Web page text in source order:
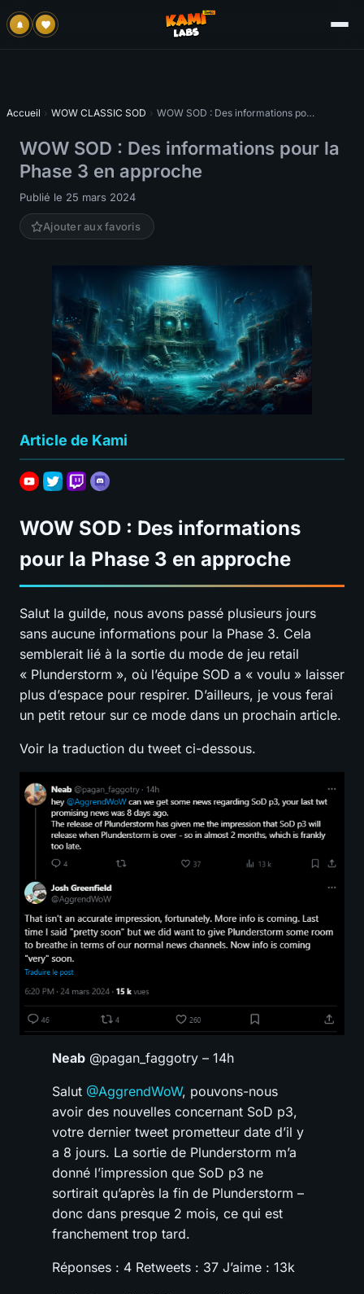
Accueil › WOW CLASSIC SOD › WOW SOD : Des informations pour la Phase 3 en approche
WOW SOD : Des informations pour la
Phase 3 en approche
Publié le 25 mars 2024
Ajouter aux favoris
Article de Kami
WOW SOD : Des informations
pour la Phase 3 en approche
Salut la guilde, nous avons passé plusieurs jours
sans aucune informations pour la Phase 3. Cela
semblerait lié à la sortie du mode de jeu retail
« Plunderstorm », où l’équipe SOD a « voulu » laisser
plus d’espace pour respirer. D’ailleurs, je vous ferai
un petit retour sur ce mode dans un prochain article.
Voir la traduction du tweet ci-dessous.
Neab @pagan_faggotry – 14h
Salut @AggrendWoW, pouvons-nous
avoir des nouvelles concernant SoD p3,
votre dernier tweet prometteur date d’il y
a 8 jours. La sortie de Plunderstorm m’a
donné l’impression que SoD p3 ne
sortirait qu’après la fin de Plunderstorm –
donc dans presque 2 mois, ce qui est
franchement trop tard.
Réponses : 4 Retweets : 37 J’aime : 13k